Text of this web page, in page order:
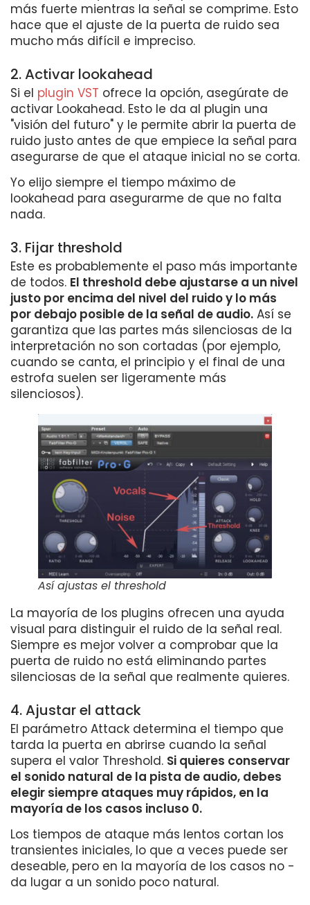
más fuerte mientras la señal se comprime. Esto
hace que el ajuste de la puerta de ruido sea
mucho más difícil e impreciso.
2. Activar lookahead
Si el plugin VST ofrece la opción, asegúrate de
activar Lookahead. Esto le da al plugin una
"visión del futuro" y le permite abrir la puerta de
ruido justo antes de que empiece la señal para
asegurarse de que el ataque inicial no se corta.
Yo elijo siempre el tiempo máximo de
lookahead para asegurarme de que no falta
nada.
3. Fijar threshold
Este es probablemente el paso más importante
de todos. El threshold debe ajustarse a un nivel
justo por encima del nivel del ruido y lo más
por debajo posible de la señal de audio. Así se
garantiza que las partes más silenciosas de la
interpretación no son cortadas (por ejemplo,
cuando se canta, el principio y el final de una
estrofa suelen ser ligeramente más
silenciosos).
Así ajustas el threshold
La mayoría de los plugins ofrecen una ayuda
visual para distinguir el ruido de la señal real.
Siempre es mejor volver a comprobar que la
puerta de ruido no está eliminando partes
silenciosas de la señal que realmente quieres.
4. Ajustar el attack
El parámetro Attack determina el tiempo que
tarda la puerta en abrirse cuando la señal
supera el valor Threshold. Si quieres conservar
el sonido natural de la pista de audio, debes
elegir siempre ataques muy rápidos, en la
mayoría de los casos incluso 0.
Los tiempos de ataque más lentos cortan los
transientes iniciales, lo que a veces puede ser
deseable, pero en la mayoría de los casos no -
da lugar a un sonido poco natural.